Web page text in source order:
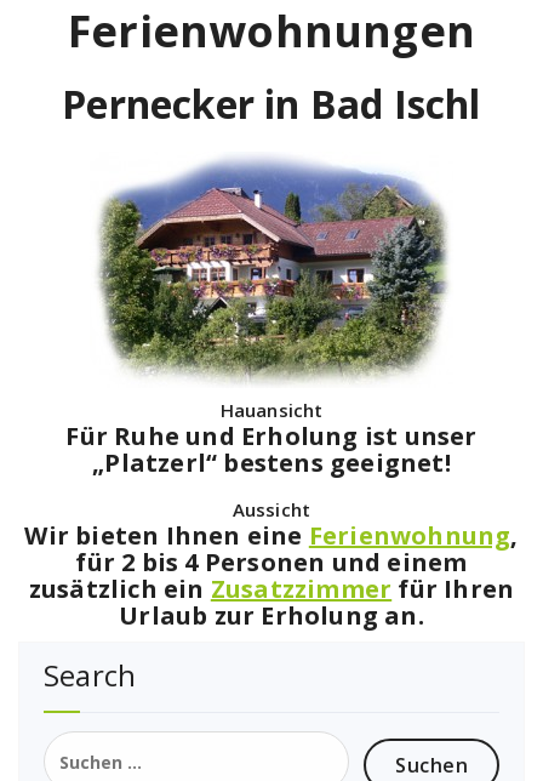
Ferienwohnungen
Pernecker in Bad Ischl
Hauansicht
Für Ruhe und Erholung ist unser
„Platzerl“ bestens geeignet!
Aussicht
Wir bieten Ihnen eine Ferienwohnung,
für 2 bis 4 Personen und einem
zusätzlich ein Zusatzzimmer für Ihren
Urlaub zur Erholung an.
Search
Suchen
nach: